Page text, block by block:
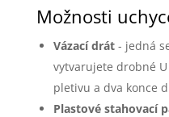
Možnosti
Vázací drát- jedná
vytvarujete drobné
pletivu a dva konce
Plastové stahovací